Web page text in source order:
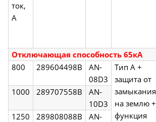
ток,
А
Отключающая способность 65кА
800
289604498B
AN-
08D3
Тип А +
защита от
замыкания
на землю +
функция
1000 289707558B
AN-
10D3
1250
289808088B
AN-